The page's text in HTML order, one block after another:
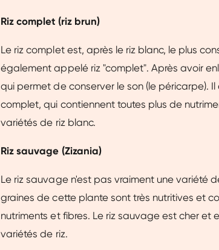
Riz complet (riz brun)
Le riz complet est, après le riz blanc, le plus
également appelé riz "complet". Après avoir
qui permet de conserver le son (le péricarpe).
complet, qui contiennent toutes plus de
variétés de riz blanc.
Riz sauvage (Zizania)
Le riz sauvage n'est pas vraiment une variété
graines de cette plante sont très nutritives et
nutriments et fibres. Le riz sauvage est cher
variétés de riz.